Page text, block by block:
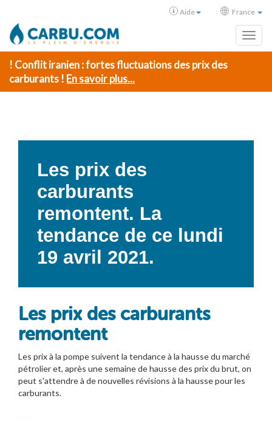
Aide France
! Conflit iranien : fortes fluctuations des prix des
carburants ! En savoir plus...
Les prix des
carburants
remontent. La
tendance de ce lundi
19 avril 2021.
Les prix des carburants
remontent
Les prix à la pompe suivent la tendance à la hausse du marché
pétrolier et, après une semaine de hausse des prix du brut, on
peut s'attendre à de nouvelles révisions à la hausse pour les
carburants.